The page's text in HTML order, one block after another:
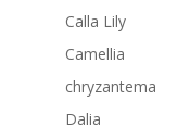
Calla Lily
Camellia
chryzantema
Dalia